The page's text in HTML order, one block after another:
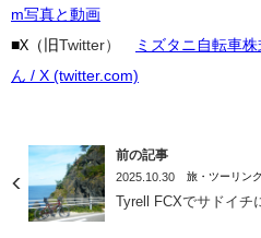
m写真と動画
■X（旧Twitter）
ミズタニ自転車
ん / X (twitter.com)
前の記事
2025.10.30 旅・ツーリン
Tyrell FCXでサドイチ